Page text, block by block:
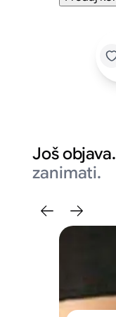
Još objava.
zanimati.